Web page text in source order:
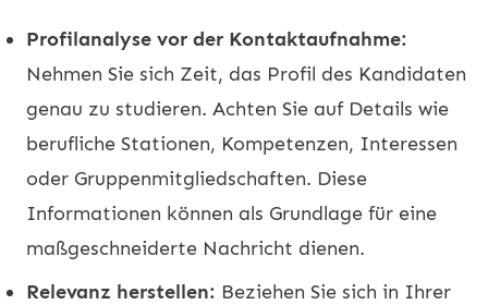
Profilanalyse vor der Kontaktaufnahme:
Nehmen Sie sich Zeit, das Profil des Kandidaten
genau zu studieren. Achten Sie auf Details wie
berufliche Stationen, Kompetenzen, Interessen
oder Gruppenmitgliedschaften. Diese
Informationen können als Grundlage für eine
maßgeschneiderte Nachricht dienen.
Relevanz herstellen: Beziehen Sie sich in Ihrer